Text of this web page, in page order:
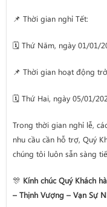
📌 Thời gian nghỉ Tết:
🗓️ Thứ Năm, ngày 01/01/
📌 Thời gian hoạt động
🗓️ Thứ Hai, ngày 05/01/
Trong thời gian nghỉ lễ,
nhu cầu cần hỗ trợ, Quý
chúng tôi luôn sẵn sàng
🎊 Kính chúc Quý Khách
– Thịnh Vượng – Vạn Sự